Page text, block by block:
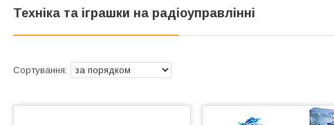
Техніка та іграшки на радіоуправлінні